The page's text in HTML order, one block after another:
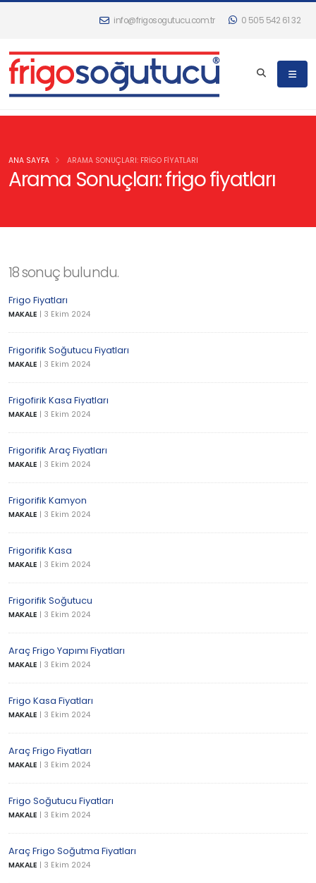
info@frigosogutucu.com.tr 0 505 542 61 32
Arama Sonuçları: frigo fiyatları
ANA SAYFA ARAMA SONUÇLARI: FRIGO FIYATLARI
18 sonuç bulundu.
Frigo Fiyatları
MAKALE | 3 Ekim 2024
Frigorifik Soğutucu Fiyatları
MAKALE | 3 Ekim 2024
Frigofirik Kasa Fiyatları
MAKALE | 3 Ekim 2024
Frigorifik Araç Fiyatları
MAKALE | 3 Ekim 2024
Frigorifik Kamyon
MAKALE | 3 Ekim 2024
Frigorifik Kasa
MAKALE | 3 Ekim 2024
Frigorifik Soğutucu
MAKALE | 3 Ekim 2024
Araç Frigo Yapımı Fiyatları
MAKALE | 3 Ekim 2024
Frigo Kasa Fiyatları
MAKALE | 3 Ekim 2024
Araç Frigo Fiyatları
MAKALE | 3 Ekim 2024
Frigo Soğutucu Fiyatları
MAKALE | 3 Ekim 2024
Araç Frigo Soğutma Fiyatları
MAKALE | 3 Ekim 2024